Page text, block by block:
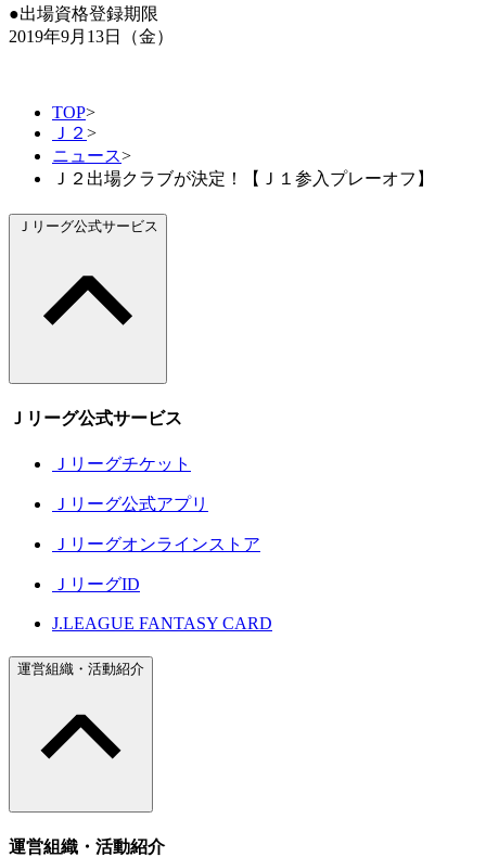
●出場資格登録期限
2019年9月13日（金）
TOP>
Ｊ２ >
ニュース>
Ｊ２出場クラブが決定！【Ｊ１参入プレーオフ】
Ｊリーグ公式サービス
Ｊリーグ公式サービス
Ｊリーグチケット
Ｊリーグ公式アプリ
Ｊリーグオンラインストア
ＪリーグID
J.LEAGUE FANTASY CARD
運営組織・活動紹介
運営組織・活動紹介